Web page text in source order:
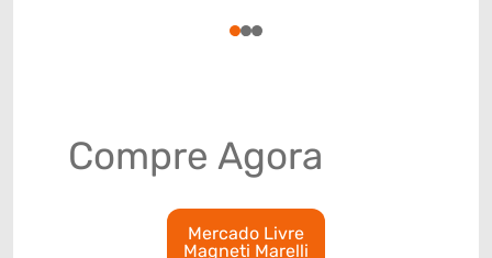
123
Compre Agora
Mercado Livre
Magneti Marelli